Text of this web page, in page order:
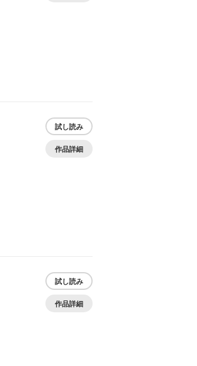
試し読み
作品詳細
試し読み
作品詳細